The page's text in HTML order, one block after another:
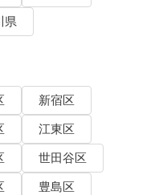
県
新宿区
江東区
世田谷区
豊島区